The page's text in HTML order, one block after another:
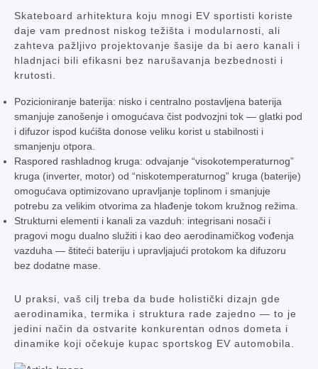
Skateboard arhitektura koju mnogi EV sportisti koriste
daje vam prednost niskog težišta i modularnosti, ali
zahteva pažljivo projektovanje šasije da bi aero kanali i
hladnjaci bili efikasni bez narušavanja bezbednosti i
krutosti.
Pozicioniranje baterija: nisko i centralno postavljena baterija
smanjuje zanošenje i omogućava čist podvozjni tok — glatki pod
i difuzor ispod kućišta donose veliku korist u stabilnosti i
smanjenju otpora.
Raspored rashladnog kruga: odvajanje “visokotemperaturnog”
kruga (inverter, motor) od “niskotemperaturnog” kruga (baterije)
omogućava optimizovano upravljanje toplinom i smanjuje
potrebu za velikim otvorima za hlađenje tokom kružnog režima.
Strukturni elementi i kanali za vazduh: integrisani nosači i
pragovi mogu dualno služiti i kao deo aerodinamičkog vođenja
vazduha — štiteći bateriju i upravljajući protokom ka difuzoru
bez dodatne mase.
U praksi, vaš cilj treba da bude holistički dizajn gde
aerodinamika, termika i struktura rade zajedno — to je
jedini način da ostvarite konkurentan odnos dometa i
dinamike koji očekuje kupac sportskog EV automobila.